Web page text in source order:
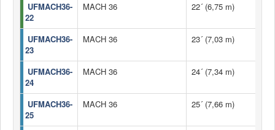
UFMACH36-
22
MACH 36 22´ (6,75 m)
UFMACH36-
23
MACH 36 23´ (7,03 m)
UFMACH36-
24
MACH 36 24´ (7,34 m)
UFMACH36-
25
MACH 36 25´ (7,66 m)